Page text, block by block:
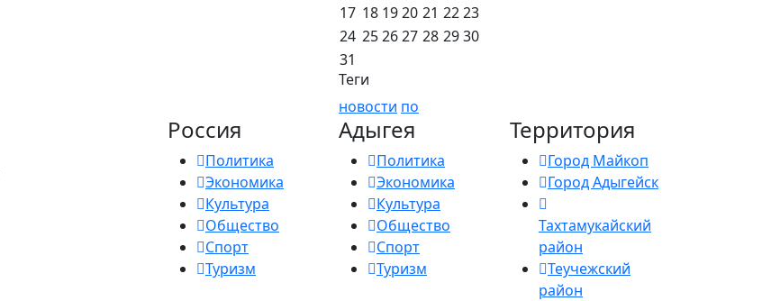
17 18 1920 21 2223
24 252627 28 2930
31
Теги
новости по
Россия
Политика
Экономика
Культура
Общество
Спорт
Туризм
Адыгея
Политика
Экономика
Культура
Общество
Спорт
Туризм
Территория
Город Майкоп
Город Адыгейск
Тахтамукайский
район
Теучежский
район